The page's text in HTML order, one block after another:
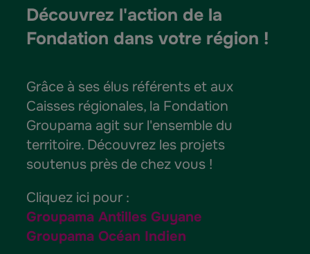
Découvrez l'action de la
Fondation dans votre région !
Grâce à ses élus référents et aux
Caisses régionales, la Fondation
Groupama agit sur l'ensemble du
territoire. Découvrez les projets
soutenus près de chez vous !
Cliquez ici pour :
Groupama Antilles Guyane
Groupama Océan Indien